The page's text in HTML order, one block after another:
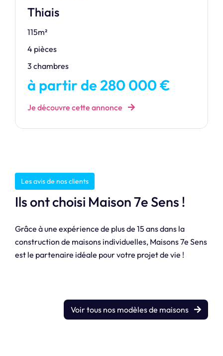
Thiais
115m²
4 pièces
3 chambres
à partir de 280 000 €
Je découvre cette annonce
Les avis de nos clients
Ils ont choisi Maison 7e Sens !
Grâce à une expérience de plus de 15 ans dans la
construction de maisons individuelles, Maisons 7e Sens
est le partenaire idéale pour votre projet de vie !
Voir tous nos modèles de maisons